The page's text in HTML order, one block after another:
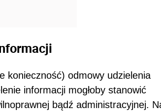
konieczność) odmowy udzielenia
informacji mogłoby stanowić
bądź administracyjnej.